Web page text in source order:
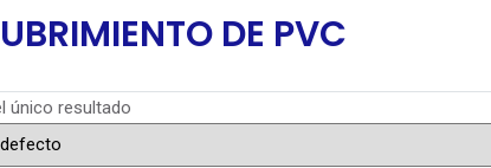
DE PVC
único resultado